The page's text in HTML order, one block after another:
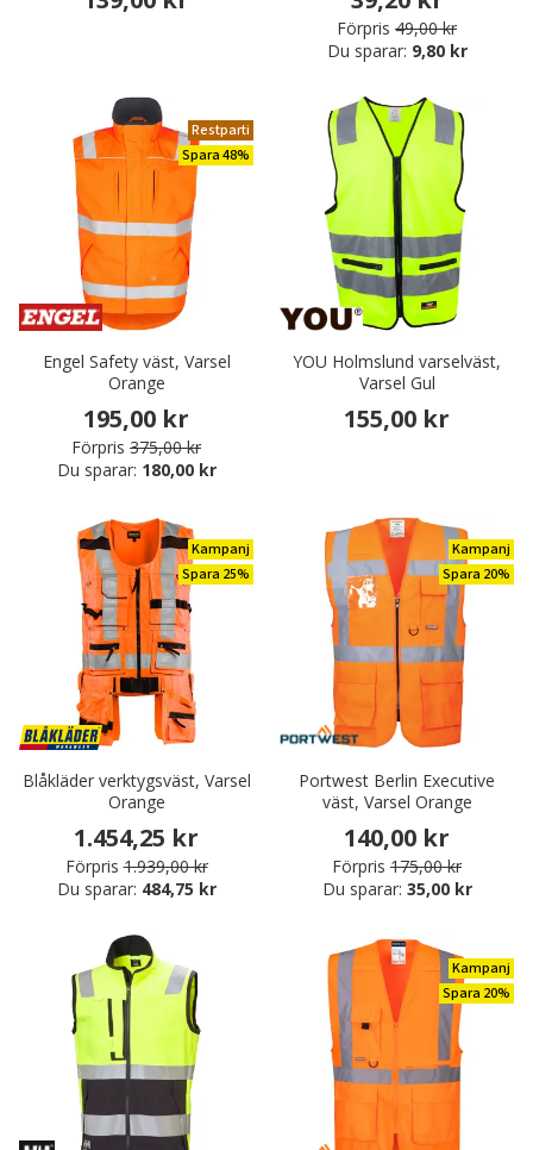
Förpris 49,00 kr
Du sparar: 9,80 kr
Restparti
Spara 48%
Engel Safety väst, Varsel
Orange
195,00 kr
Förpris 375,00 kr
Du sparar: 180,00 kr
YOU Holmslund varselväst,
Varsel Gul
155,00 kr
Kampanj
Spara 25%
Blåkläder verktygsväst, Varsel
Orange
1.454,25 kr
Förpris 1.939,00 kr
Du sparar: 484,75 kr
Kampanj
Spara 20%
Portwest Berlin Executive
väst, Varsel Orange
140,00 kr
Förpris 175,00 kr
Du sparar: 35,00 kr
Kampanj
Spara 20%